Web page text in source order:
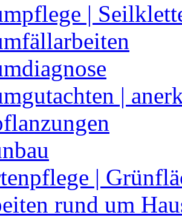
|
|
|
rund um